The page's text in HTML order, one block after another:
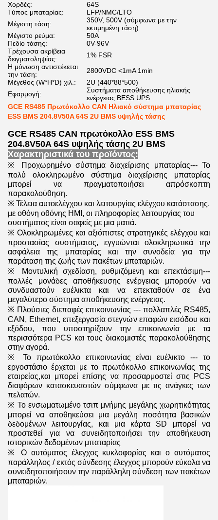
Χορδές:
64S
Τύπος μπαταρίας:
LFP/NMC/LTO
Μέγιστη τάση:
350V, 500V (σύμφωνα με την
εκτιμημένη τάση)
Μέγιστο ρεύμα:
50Α
Πεδίο τάσης:
0V-96V
Τρέχουσα ακρίβεια
δειγματοληψίας:
1% FSR
Η μόνωση αντιστέκεται
την τάση:
2800VDC <1mA 1min
Μέγεθος (W*H*D) χιλ.:
2U (440*88*500)
Εφαρμογή:
Συστήματα αποθήκευσης ηλιακής
ενέργειας BESS UPS
GCE RS485 Πρωτόκολλο CAN Ηλιακό σύστημα μπαταρίας
ESS BMS 204.8V50A 64S 2U BMS υψηλής τάσης
GCE RS485 CAN πρωτόκολλο ESS BMS
204.8V50A 64S υψηλής τάσης 2U BMS
Χαρακτηριστικά του προϊόντος:
※ Προχωρημένο σύστημα διαχείρισης μπαταρίας--- Το
πολύ ολοκληρωμένο σύστημα διαχείρισης μπαταρίας
μπορεί να πραγματοποιήσει απρόσκοπτη
παρακολούθηση.
※ Τέλεια αυτοελέγχου και λειτουργίας ελέγχου κατάστασης,
με οθόνη οθόνης HMI, οι πληροφορίες λειτουργίας του
συστήματος είναι σαφείς με μια ματιά.
※ Ολοκληρωμένες και αξιόπιστες στρατηγικές ελέγχου και
προστασίας συστήματος, εγγυώνται ολοκληρωτικά την
ασφάλεια της μπαταρίας και την συνοδεία για την
παράταση της ζωής των πακέτων μπαταριών.
※ Μοντυλική σχεδίαση, ρυθμιζόμενη και επεκτάσιμη---
πολλές μονάδες αποθήκευσης ενέργειας μπορούν να
συνδυαστούν ευέλικτα και να επεκταθούν σε ένα
μεγαλύτερο σύστημα αποθήκευσης ενέργειας.
※ Πλούσιες διεπαφές επικοινωνίας --- πολλαπλές RS485,
CAN, Ethernet, επεξεργασία στεγνών επαφών εισόδου και
εξόδου, που υποστηρίζουν την επικοινωνία με τα
περισσότερα PCS και τους διακομιστές παρακολούθησης
στην αγορά.
※ Το πρωτόκολλο επικοινωνίας είναι ευέλικτο --- το
εργοστάσιο έρχεται με το πρωτόκολλο επικοινωνίας της
εταιρείας,και μπορεί επίσης να προσαρμοστεί στις PCS
διαφόρων κατασκευαστών σύμφωνα με τις ανάγκες των
πελατών.
※ Το ενσωματωμένο τσιπ μνήμης μεγάλης χωρητικότητας
μπορεί να αποθηκεύσει μια μεγάλη ποσότητα βασικών
δεδομένων λειτουργίας, και μια κάρτα SD μπορεί να
προστεθεί για να συνειδητοποιήσει την αποθήκευση
ιστορικών δεδομένων μπαταρίας
※ Ο αυτόματος έλεγχος κυκλοφορίας και ο αυτόματος
παράλληλος / εκτός σύνδεσης έλεγχος μπορούν εύκολα να
συνειδητοποιήσουν την παράλληλη σύνδεση των πακέτων
μπαταριών.